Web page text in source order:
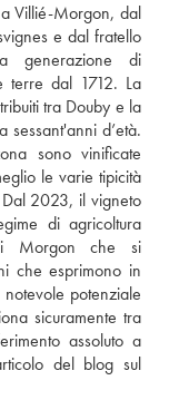
a Villié-Morgon, dal
e dal fratello
generazione di
terre dal 1712. La
tra Douby e la
d’età.
sono vinificate
le varie tipicità
2023, il vigneto
di agricoltura
Morgon che si
che esprimono in
potenziale
sicuramente tra
assoluto a
del blog sul